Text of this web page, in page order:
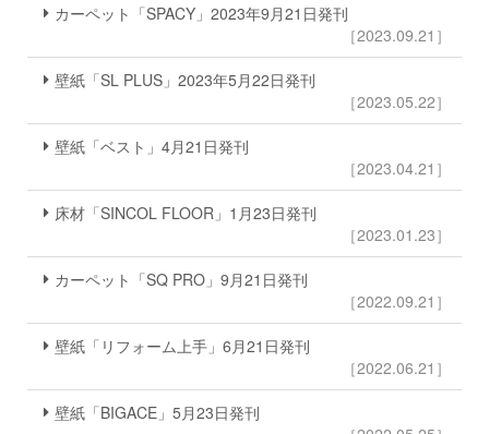
カーペット「SPACY」2023年9月21日発刊
［2023.09.21］
壁紙「SL PLUS」2023年5月22日発刊
［2023.05.22］
壁紙「ベスト」4月21日発刊
［2023.04.21］
床材「SINCOL FLOOR」1月23日発刊
［2023.01.23］
カーペット「SQ PRO」9月21日発刊
［2022.09.21］
壁紙「リフォーム上手」6月21日発刊
［2022.06.21］
壁紙「BIGACE」5月23日発刊